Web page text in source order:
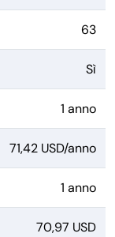
63
Sì
1 anno
71,42 USD/anno
1 anno
70,97 USD